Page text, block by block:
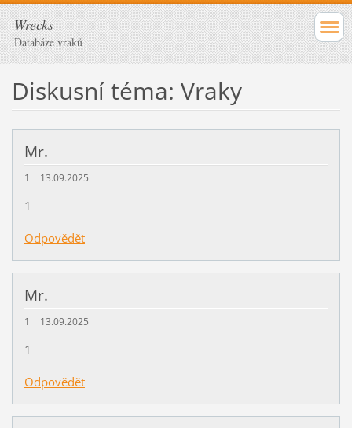
Wrecks
Databáze vraků
Diskusní téma: Vraky
Mr.
1 13.09.2025
1
Odpovědět
Mr.
1 13.09.2025
1
Odpovědět